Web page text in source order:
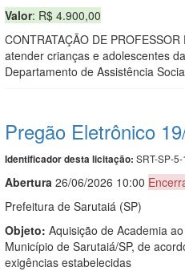
Valor: R$ 4.900,00
CONTRATAÇÃO DE
atender crianças e adolescentes
Departamento de Assistência
Pregão Eletrônico
Identificador desta licitação: SRT-SP-
Abertura 26/06/2026 10:00
Prefeitura de Sarutaiá (SP)
Objeto: Aquisição de Academia
Município de Sarutaiá/SP, de
exigências estabelecidas